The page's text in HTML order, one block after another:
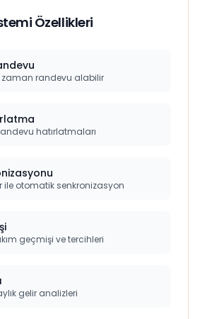
Özellikleri
zaman randevu alabilir
hatırlatmaları
ile otomatik senkronizasyon
geçmişi ve tercihleri
gelir analizleri